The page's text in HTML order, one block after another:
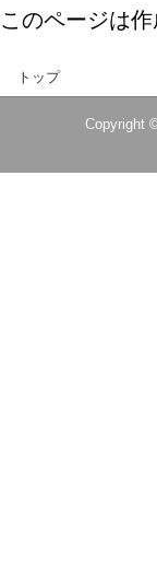
このページは作
トップ
Copyright